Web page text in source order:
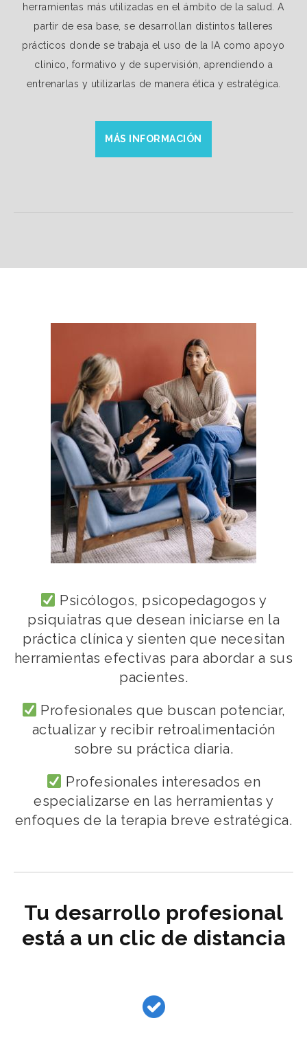
herramientas más utilizadas en el ámbito de la salud. A
partir de esa base, se desarrollan distintos talleres
prácticos donde se trabaja el uso de la IA como apoyo
clínico, formativo y de supervisión, aprendiendo a
entrenarlas y utilizarlas de manera ética y estratégica.
MÁS INFORMACIÓN
Psicólogos, psicopedagogos y
psiquiatras que desean iniciarse en la
práctica clínica y sienten que necesitan
herramientas efectivas para abordar a sus
pacientes.
Profesionales que buscan potenciar,
actualizar y recibir retroalimentación
sobre su práctica diaria.
Profesionales interesados en
especializarse en las herramientas y
enfoques de la terapia breve estratégica.
Tu desarrollo profesional
está a un clic de distancia